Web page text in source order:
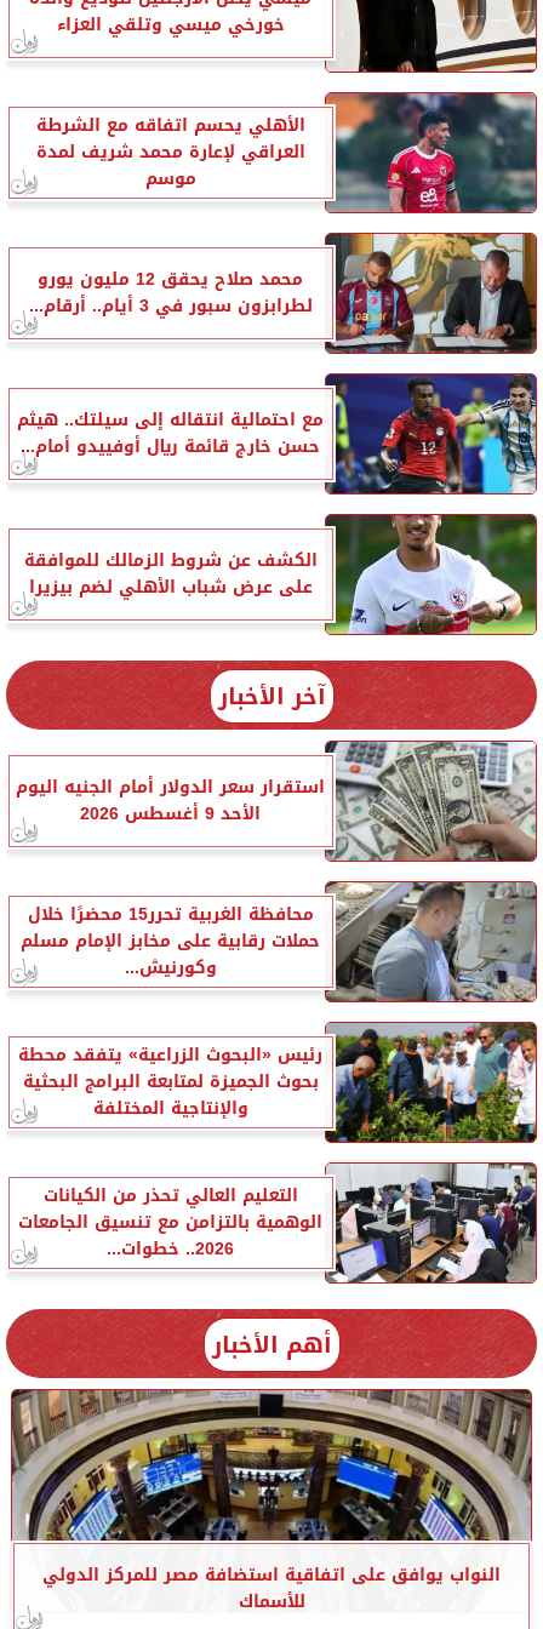
خورخي ميسي وتلقي العزاء
الأهلي يحسم اتفاقه مع الشرطة
العراقي لإعارة محمد شريف لمدة
موسم
محمد صلاح يحقق 12 مليون يورو
لطرابزون سبور في 3 أيام.. أرقام...
مع احتمالية انتقاله إلى سيلتك.. هيثم
حسن خارج قائمة ريال أوفييدو أمام...
الكشف عن شروط الزمالك للموافقة
على عرض شباب الأهلي لضم بيزيرا
آخر الأخبار
استقرار سعر الدولار أمام الجنيه اليوم
الأحد 9 أغسطس 2026
محافظة الغربية تحرر15 محضرًا خلال
حملات رقابية على مخابز الإمام مسلم
وكورنيش...
رئيس «البحوث الزراعية» يتفقد محطة
بحوث الجميزة لمتابعة البرامج البحثية
والإنتاجية المختلفة
التعليم العالي تحذر من الكيانات
الوهمية بالتزامن مع تنسيق الجامعات
2026.. خطوات...
أهم الأخبار
النواب يوافق على اتفاقية استضافة مصر للمركز الدولي
للأسماك